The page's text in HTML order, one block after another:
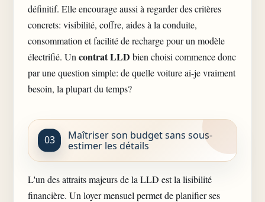
définitif. Elle encourage aussi à regarder des critères
concrets: visibilité, coffre, aides à la conduite,
consommation et facilité de recharge pour un modèle
électrifié. Uncontrat LLD bien choisi commence donc
par une question simple: de quelle voiture ai-je vraiment
besoin, la plupart du temps?
Maîtriser son budget sans sous-
estimer les détails
L'un des attraits majeurs de la LLD est la lisibilité
financière. Un loyer mensuel permet de planifier ses